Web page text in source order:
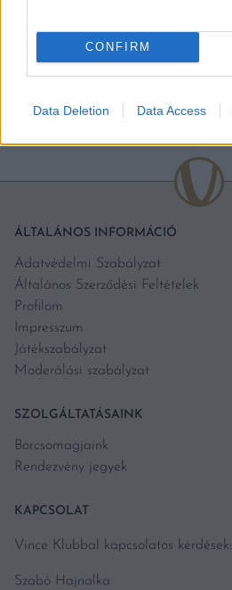
CONFIRM
Data Deletion Data Access
BŐVEBBEN
ÁLTALÁNOS INFORMÁCIÓ
Adatvédelmi Szabályzat
Általános Szerződési Feltételek
Profilom
Impresszum
Játékszabályzat
Moderálási szabályzat
SZOLGÁLTATÁSAINK
Borcsomagjaink
Rendezvény jegyek
KAPCSOLAT
Vince Klubbal kapcsolatos kérdések:
Szabó Hajnalka